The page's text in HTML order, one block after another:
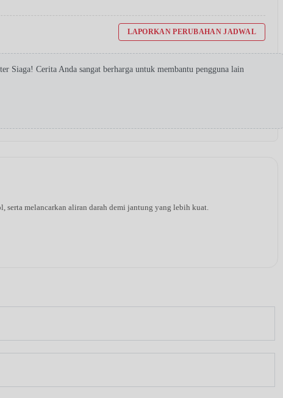
LAPORKAN PERUBAHAN JADWAL
Siaga! Cerita Anda sangat berharga untuk membantu pengguna lain
melancarkan aliran darah demi jantung yang lebih kuat.